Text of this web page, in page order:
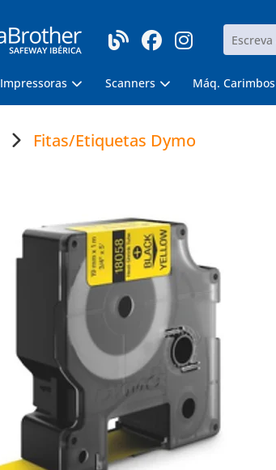
Impressoras Scanners Máq. Carimbos
Fitas/Etiquetas Dymo